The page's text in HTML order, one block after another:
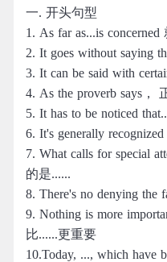
一. 开头句型
1. As far as...is
2. It goes without saying
3. It can be said with
4. As the proverb says，
5. It has to be noticed
6. It's generally
7. What calls for special
的是......
8. There's no denying the
9. Nothing is more
比......更重要
10.Today, ..., which have